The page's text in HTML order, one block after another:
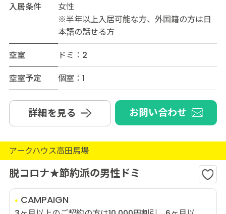
入居条件
女性
※半年以上入居可能な方、外国籍の方は日
本語の話せる方
空室
ドミ：2
空室予定
個室：1
詳細を見る お問い合わせ
アークハウス高田馬場
脱コロナ★節約派の男性ドミ
CAMPAIGN